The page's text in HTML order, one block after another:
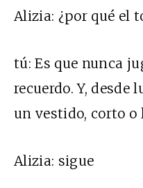
Alizia: ¿por qué el
tú:Es que nunca
recuerdo. Y, desde
un vestido, corto o
Alizia: sigue